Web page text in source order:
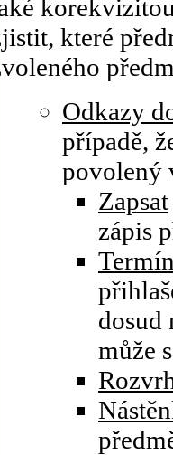
které
Odkazy
případě,
povolený
Zapsat
zápis
dosud
může